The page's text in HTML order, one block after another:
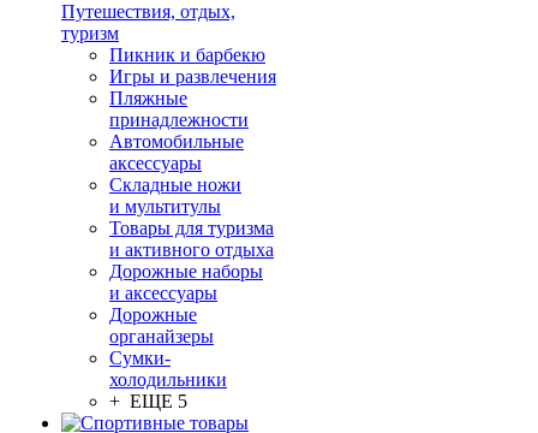
Путешествия, отдых,
туризм
Пикник и барбекю
Игры и развлечения
Пляжные
принадлежности
Автомобильные
аксессуары
Складные ножи
и мультитулы
Товары для туризма
и активного отдыха
Дорожные наборы
и аксессуары
Дорожные
органайзеры
Сумки-
холодильники
+ ЕЩЕ 5